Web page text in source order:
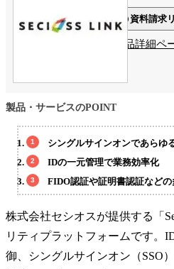
資料請求
製品詳細ペ
製品・サービスのPOINT
シングルサインオンであらゆ
IDの一元管理で業務効率化
FIDO認証や証明書認証など
株式会社セシオスが提供する「
リティプラットフォームです。
御、シングルサインオン（SSO